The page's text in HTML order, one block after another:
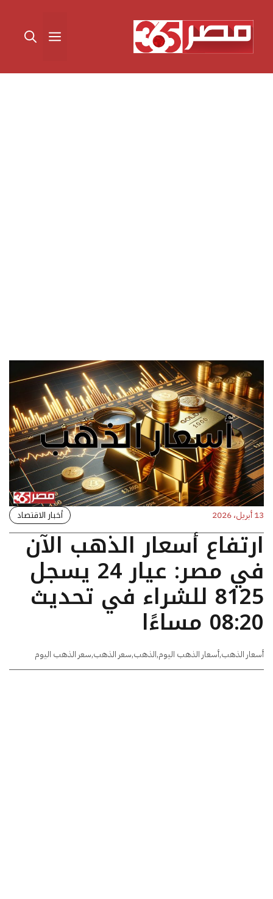
المحتوى القائمة
13 أبريل، 2026 أخبار الاقتصاد
ارتفاع أسعار الذهب الآن
في مصر: عيار 24 يسجل
8125 للشراء في تحديث
08:20 مساءًا
أسعار الذهب,أسعار الذهب اليوم,الذهب,سعر الذهب,سعر الذهب اليوم